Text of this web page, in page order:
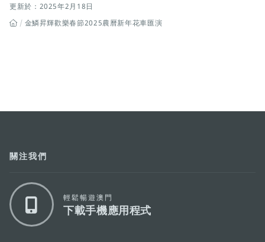
更新於：2025年2月18日
金鱗昇輝歡樂春節2025農曆新年花車匯演
關注我們
輕鬆暢遊澳門
下載手機應用程式